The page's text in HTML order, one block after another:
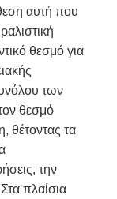
αυτή που
θεσμό για
των
θεσμό
θέτοντας τα
την
πλαίσια